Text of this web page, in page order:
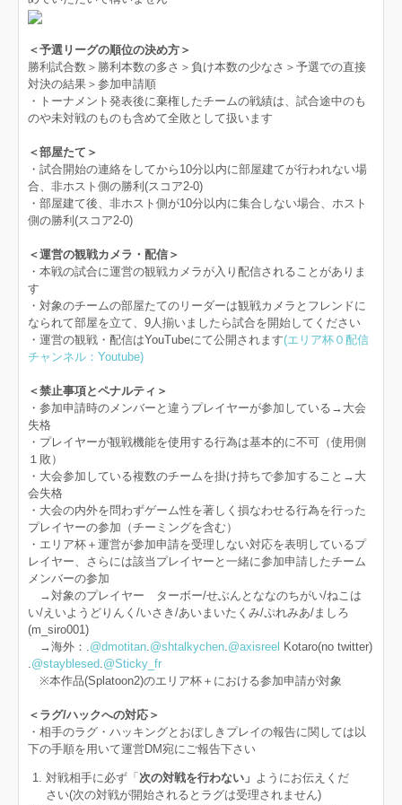
＜予選リーグの順位の決め方＞
勝利試合数＞勝利本数の多さ＞負け本数の少なさ＞予選での直接
対決の結果＞参加申請順
・トーナメント発表後に棄権したチームの戦績は、試合途中のも
のや未対戦のものも含めて全敗として扱います
＜部屋たて＞
・試合開始の連絡をしてから10分以内に部屋建てが行われない場
合、非ホスト側の勝利(スコア2-0)
・部屋建て後、非ホスト側が10分以内に集合しない場合、ホスト
側の勝利(スコア2-0)
＜運営の観戦カメラ・配信＞
・本戦の試合に運営の観戦カメラが入り配信されることがありま
す
・対象のチームの部屋たてのリーダーは観戦カメラとフレンドに
なられて部屋を立て、9人揃いましたら試合を開始してください
・運営の観戦・配信はYouTubeにて公開されます(エリア杯０配信
チャンネル：Youtube)
＜禁止事項とペナルティ＞
・参加申請時のメンバーと違うプレイヤーが参加している→大会
失格
・プレイヤーが観戦機能を使用する行為は基本的に不可（使用側
１敗）
・大会参加している複数のチームを掛け持ちで参加すること→大
会失格
・大会の内外を問わずゲーム性を著しく損なわせる行為を行った
プレイヤーの参加（チーミングを含む）
・エリア杯＋運営が参加申請を受理しない対応を表明しているプ
レイヤー、さらには該当プレイヤーと一緒に参加申請したチーム
メンバーの参加
→対象のプレイヤー ターボー/せぶんとななのちがい/ねこは
い/えいようどりんく/いさき/あいまいたくみ/ぷれみあ/ましろ
(m_siro001)
→海外：. @dmotitan @shtalkychen @axisreel Kotaro(no twitter)
@stayblesed @Sticky_fr
※本作品(Splatoon2)のエリア杯＋における参加申請が対象
＜ラグ/ハックへの対応＞
・相手のラグ・ハッキングとおぼしきプレイの報告に関しては以
下の手順を用いて運営DM宛にご報告下さい
対戦相手に必ず「 次の対戦を行わない」 ようにお伝えくだ
さい(次の対戦が開始されるとラグは受理されません)